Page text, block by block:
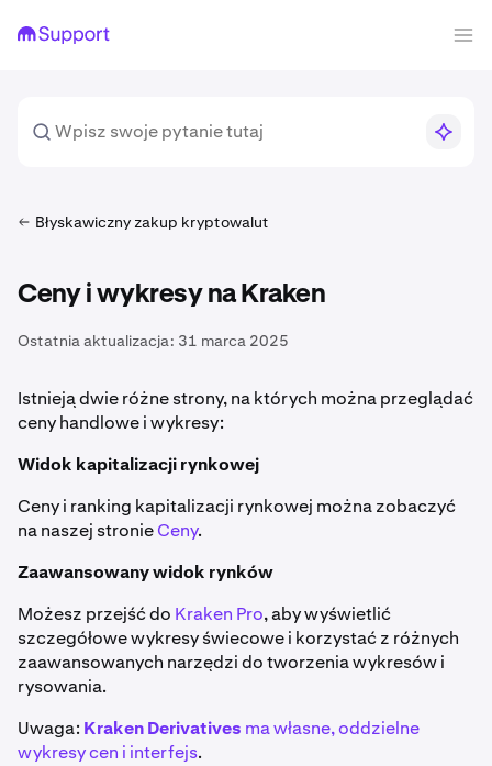
Błyskawiczny zakup kryptowalut
Ceny i wykresy na Kraken
Ostatnia aktualizacja: 31 marca 2025
Istnieją dwie różne strony, na których można przeglądać
ceny handlowe i wykresy:
Widok kapitalizacji rynkowej
Ceny i ranking kapitalizacji rynkowej można zobaczyć
na naszej stronieCeny.
Zaawansowany widok rynków
Możesz przejść do Kraken Pro, aby wyświetlić
szczegółowe wykresy świecowe i korzystać z różnych
zaawansowanych narzędzi do tworzenia wykresów i
rysowania.
Uwaga: Kraken Derivatives ma własne, oddzielne
wykresy cen i interfejs.